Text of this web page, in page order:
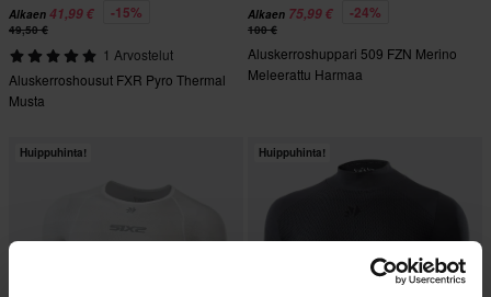
Alkaen 41,99 € -15%
49,50 €
1 Arvostelut
Aluskerroshousut FXR Pyro Thermal
Musta
Alkaen 75,99 € -24%
100 €
Aluskerroshuppari 509 FZN Merino
Meleerattu Harmaa
Huippuhinta! Huippuhinta!